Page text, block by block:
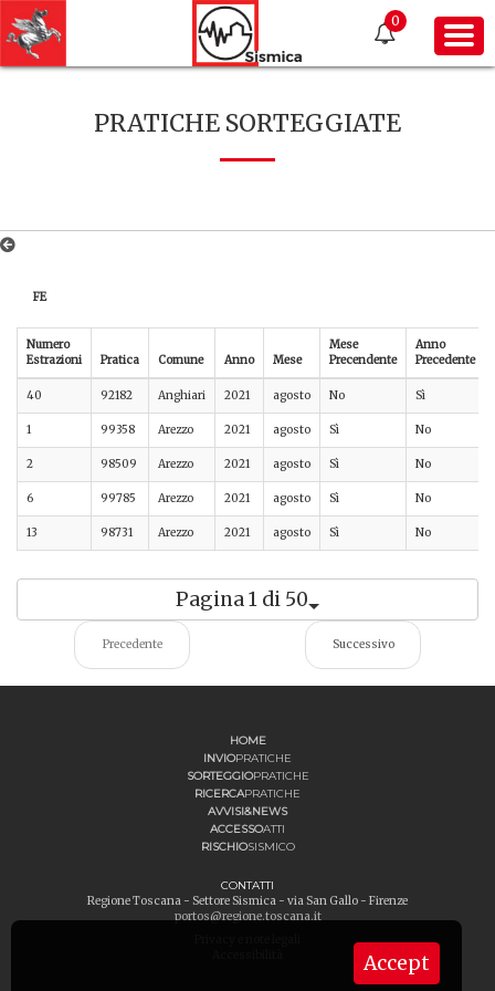
0
PRATICHE SORTEGGIATE
FE
Numero
Estrazioni
Pratica Comune Anno Mese
Mese
Precendente
Anno
Precedente
40 92182 Anghiari 2021 agosto No Sì
1 99358 Arezzo 2021 agosto Sì No
2 98509 Arezzo 2021 agosto Sì No
6 99785 Arezzo 2021 agosto Sì No
13 98731 Arezzo 2021 agosto Sì No
Pagina 1 di 50
Precedente Successivo
Accept
HOME
INVIOPRATICHE
SORTEGGIOPRATICHE
RICERCAPRATICHE
AVVISI&NEWS
ACCESSOATTI
RISCHIOSISMICO
CONTATTI
Regione Toscana - Settore Sismica - via San Gallo - Firenze
portos@regione.toscana.it